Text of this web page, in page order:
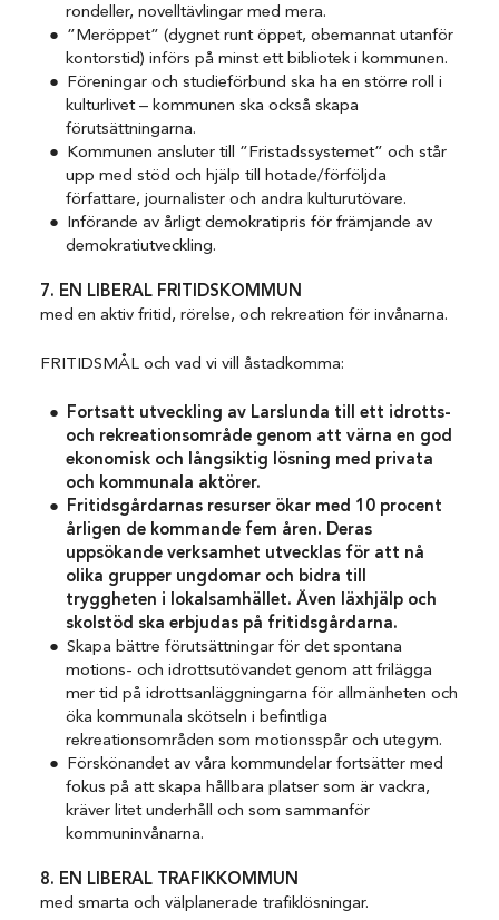
rondeller, novelltävlingar med mera.
”Meröppet” (dygnet runt öppet, obemannat utanför
kontorstid) införs på minst ett bibliotek i kommunen.
Föreningar och studieförbund ska ha en större roll i
kulturlivet – kommunen ska också skapa
förutsättningarna.
Kommunen ansluter till ”Fristadssystemet” och står
upp med stöd och hjälp till hotade/förföljda
författare, journalister och andra kulturutövare.
Införande av årligt demokratipris för främjande av
demokratiutveckling.
7. EN LIBERAL FRITIDSKOMMUN
med en aktiv fritid, rörelse, och rekreation för invånarna.
FRITIDSMÅL och vad vi vill åstadkomma:
Fortsatt utveckling av Larslunda till ett idrotts-
och rekreationsområde genom att värna en god
ekonomisk och långsiktig lösning med privata
och kommunala aktörer.
Fritidsgårdarnas resurser ökar med 10 procent
årligen de kommande fem åren. Deras
uppsökande verksamhet utvecklas för att nå
olika grupper ungdomar och bidra till
tryggheten i lokalsamhället. Även läxhjälp och
skolstöd ska erbjudas på fritidsgårdarna.
Skapa bättre förutsättningar för det spontana
motions- och idrottsutövandet genom att frilägga
mer tid på idrottsanläggningarna för allmänheten och
öka kommunala skötseln i befintliga
rekreationsområden som motionsspår och utegym.
Förskönandet av våra kommundelar fortsätter med
fokus på att skapa hållbara platser som är vackra,
kräver litet underhåll och som sammanför
kommuninvånarna.
8. EN LIBERAL TRAFIKKOMMUN
med smarta och välplanerade trafiklösningar.